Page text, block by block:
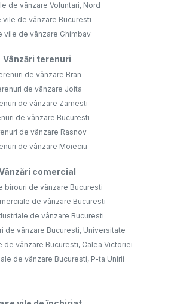
de vânzare Voluntari, Nord
vile de vânzare Bucuresti
vile de vânzare Ghimbav
Vânzări terenuri
de vânzare Bran
de vânzare Joita
de vânzare Zarnesti
de vânzare Bucuresti
de vânzare Rasnov
de vânzare Moieciu
comercial
birouri de vânzare Bucuresti
de vânzare Bucuresti
de vânzare Bucuresti
de vânzare Bucuresti, Universitate
de vânzare Bucuresti, Calea Victoriei
de vânzare Bucuresti, P-ta Unirii